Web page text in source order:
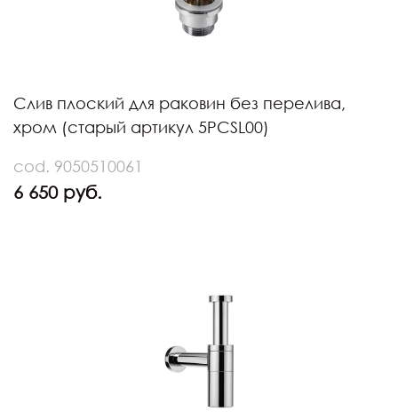
Слив плоский для раковин без перелива,
хром (старый артикул 5PCSL00)
cod. 9050510061
6 650 руб.